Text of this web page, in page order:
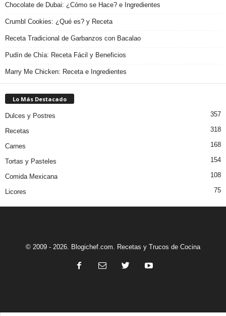
Chocolate de Dubai: ¿Cómo se Hace? e Ingredientes
Crumbl Cookies: ¿Qué es? y Receta
Receta Tradicional de Garbanzos con Bacalao
Pudín de Chía: Receta Fácil y Beneficios
Marry Me Chicken: Receta e Ingredientes
Lo Más Destacado
Dulces y Postres 357
Recetas 318
Carnes 168
Tortas y Pasteles 154
Comida Mexicana 108
Licores 75
© 2009 - 2026. Blogichef.com. Recetas y Trucos de Cocina